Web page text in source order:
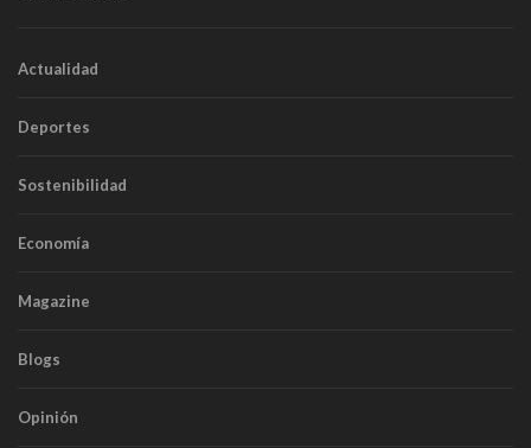
Actualidad
Deportes
Sostenibilidad
Economía
Magazine
Blogs
Opinión